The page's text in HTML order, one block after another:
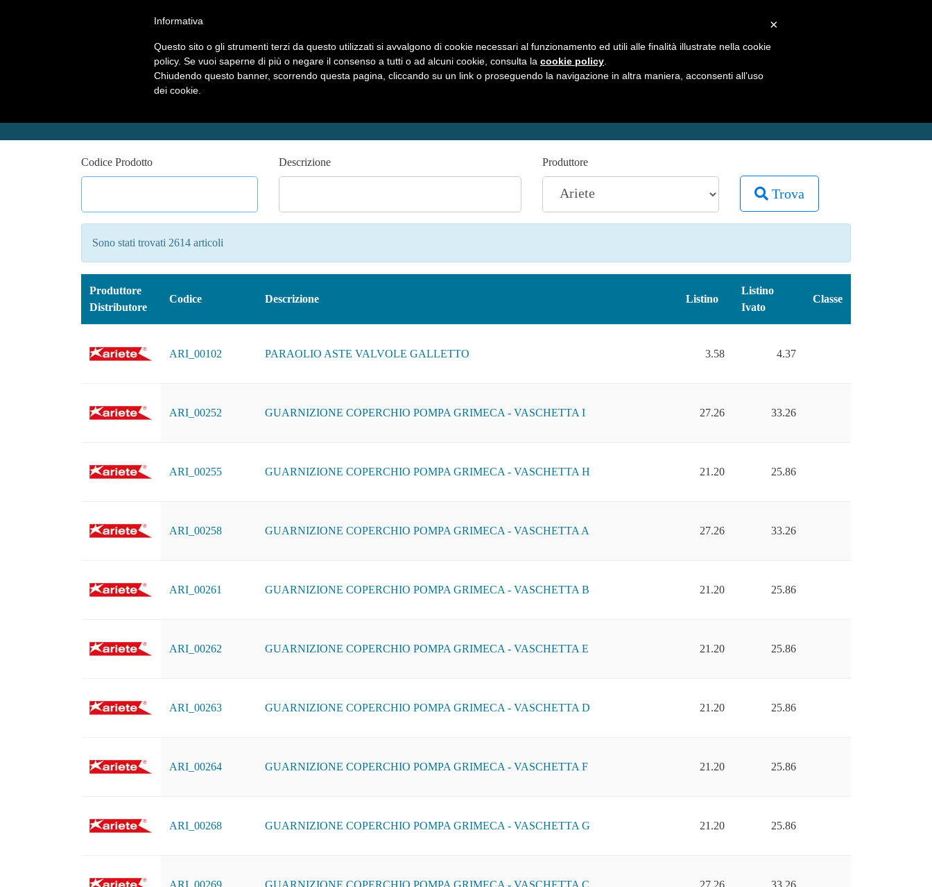
HOME
Codice Prodotto Descrizione Produttore
Trova
Sono stati trovati 2614 articoli
Produttore
Distributore
Codice Descrizione Listino
Listino
Ivato
Classe
ARI_00102 PARAOLIO ASTE VALVOLE GALLETTO 3.58 4.37
ARI_00252 GUARNIZIONE COPERCHIO POMPA GRIMECA - VASCHETTA I 27.26 33.26
ARI_00255 GUARNIZIONE COPERCHIO POMPA GRIMECA - VASCHETTA H 21.20 25.86
ARI_00258 GUARNIZIONE COPERCHIO POMPA GRIMECA - VASCHETTA A 27.26 33.26
ARI_00261 GUARNIZIONE COPERCHIO POMPA GRIMECA - VASCHETTA B 21.20 25.86
ARI_00262 GUARNIZIONE COPERCHIO POMPA GRIMECA - VASCHETTA E 21.20 25.86
ARI_00263 GUARNIZIONE COPERCHIO POMPA GRIMECA - VASCHETTA D 21.20 25.86
ARI_00264 GUARNIZIONE COPERCHIO POMPA GRIMECA - VASCHETTA F 21.20 25.86
ARI_00268 GUARNIZIONE COPERCHIO POMPA GRIMECA - VASCHETTA G 21.20 25.86
ARI_00269 GUARNIZIONE COPERCHIO POMPA GRIMECA - VASCHETTA C 27.26 33.26
×
Informativa
Questo sito o gli strumenti terzi da questo utilizzati si avvalgono di cookie necessari al funzionamento ed utili alle finalità illustrate nella cookie
policy. Se vuoi saperne di più o negare il consenso a tutti o ad alcuni cookie, consulta la cookie policy
Chiudendo questo banner, scorrendo questa pagina, cliccando su un link o proseguendo la navigazione in altra maniera, acconsenti all’uso
dei cookie.